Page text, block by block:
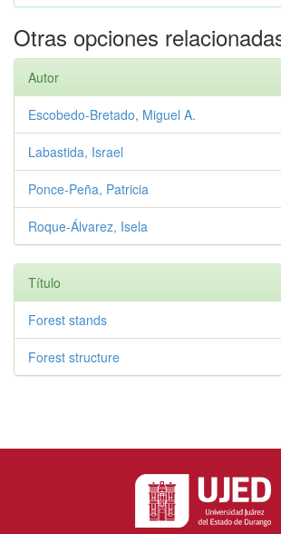
Otras opciones
Autor
Escobedo-Bretado, Miguel A.
Labastida, Israel
Ponce-Peña, Patricia
Roque-Álvarez, Isela
Título
Forest stands
Forest structure